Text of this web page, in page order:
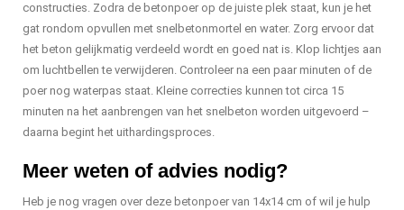
constructies. Zodra de betonpoer op de juiste plek staat, kun je het
gat rondom opvullen met snelbetonmortel en water. Zorg ervoor dat
het beton gelijkmatig verdeeld wordt en goed nat is. Klop lichtjes aan
om luchtbellen te verwijderen. Controleer na een paar minuten of de
poer nog waterpas staat. Kleine correcties kunnen tot circa 15
minuten na het aanbrengen van het snelbeton worden uitgevoerd –
daarna begint het uithardingsproces.
Meer weten of advies nodig?
Heb je nog vragen over deze betonpoer van 14x14 cm of wil je hulp